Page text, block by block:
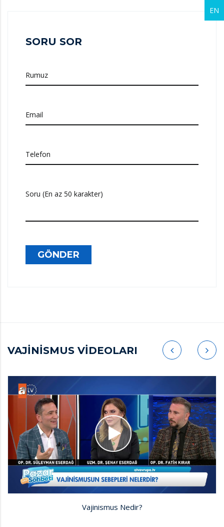
SORU SOR
Rumuz
Email
Telefon
Soru (En az 50 karakter)
GÖNDER
VAJİNİSMUS VİDEOLARI
Vajinismus Nedir?
EN